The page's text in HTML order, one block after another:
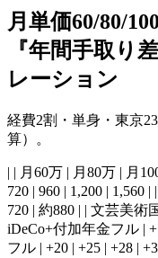
月単価60/80/
『年間手取り
レーション
経費2割・単身・東京
算）。
| | 月60万 | 月80万 | 月
720 | 960 | 1,200 | 1,560
720 | 約880 | | 文芸美術
iDeCo+付加年金フル |
フル | +20 | +25 | +28 |